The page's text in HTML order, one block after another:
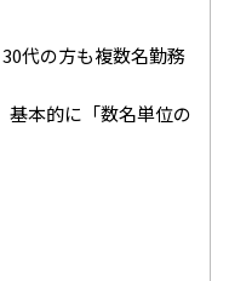
の方も複数名勤務
基本的に「数名単位の